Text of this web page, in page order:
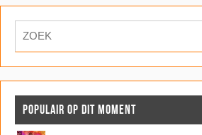
POPULAIR OP DIT MOMENT